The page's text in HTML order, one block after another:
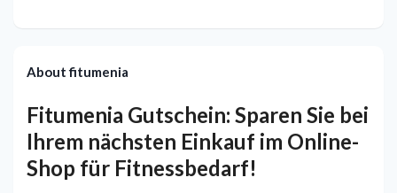
About fitumenia
Fitumenia Gutschein: Sparen Sie bei
Ihrem nächsten Einkauf im Online-
Shop für Fitnessbedarf!